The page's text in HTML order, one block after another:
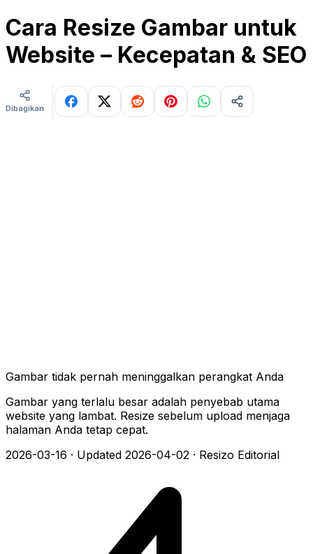
Cara Resize Gambar untuk
Website – Kecepatan & SEO
Dibagikan
Gambar tidak pernah meninggalkan perangkat Anda
Gambar yang terlalu besar adalah penyebab utama
website yang lambat. Resize sebelum upload menjaga
halaman Anda tetap cepat.
2026-03-16 · Updated 2026-04-02 · Resizo Editorial